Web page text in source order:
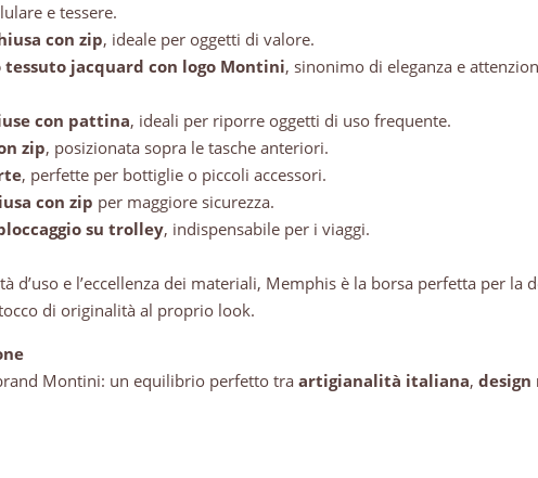
e tessere.
con zip, ideale per oggetti di valore.
tessuto jacquard con logo Montini, sinonimo di eleganza e
con pattina, ideali per riporre oggetti di uso frequente.
zip, posizionata sopra le tasche anteriori.
, perfette per bottiglie o piccoli accessori.
con zip per maggiore sicurezza.
su trolley, indispensabile per i viaggi.
d’uso e l’eccellenza dei materiali, Memphis è la borsa perfetta per
di originalità al proprio look.
Montini: un equilibrio perfetto tra artigianalità italiana, design